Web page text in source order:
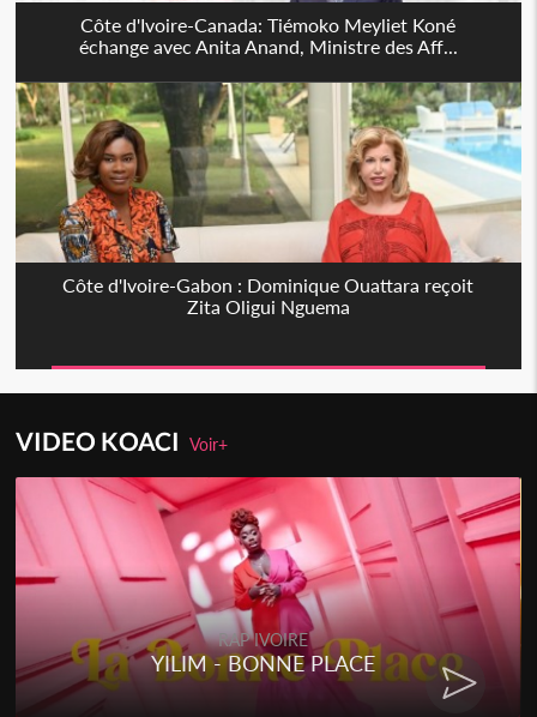
Côte d'Ivoire-Canada: Tiémoko Meyliet Koné
échange avec Anita Anand, Ministre des Aff...
Côte d'Ivoire-Gabon : Dominique Ouattara reçoit
Zita Oligui Nguema
VIDEO KOACIVoir+
RAP IVOIRE
YILIM - BONNE PLACE